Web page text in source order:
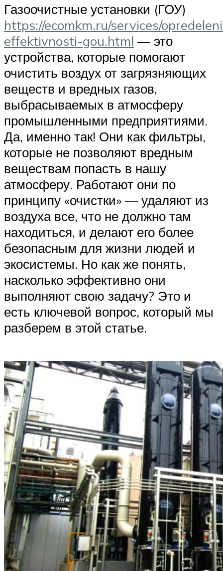
Газоочистные установки (ГОУ)
https://ecomkm.ru/services/
effektivnosti-gou.html — это
устройства, которые помогают
очистить воздух от загрязняющих
веществ и вредных газов,
выбрасываемых в атмосферу
промышленными предприятиями.
Да, именно так! Они как фильтры,
которые не позволяют вредным
веществам попасть в нашу
атмосферу. Работают они по
принципу «очистки» — удаляют из
воздуха все, что не должно там
находиться, и делают его более
безопасным для жизни людей и
экосистемы. Но как же понять,
насколько эффективно они
выполняют свою задачу? Это и
есть ключевой вопрос, который мы
разберем в этой статье.